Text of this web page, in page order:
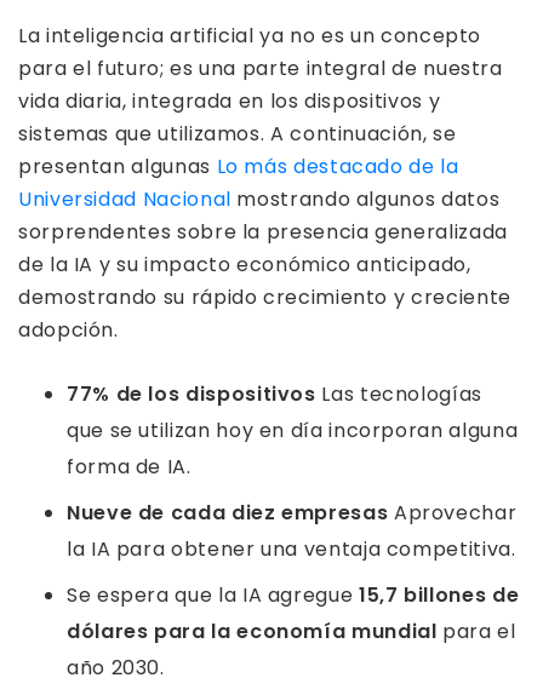
La inteligencia artificial ya no es un concepto
para el futuro; es una parte integral de nuestra
vida diaria, integrada en los dispositivos y
sistemas que utilizamos. A continuación, se
presentan algunas Lo más destacado de la
Universidad Nacional mostrando algunos datos
sorprendentes sobre la presencia generalizada
de la IA y su impacto económico anticipado,
demostrando su rápido crecimiento y creciente
adopción.
77% de los dispositivos Las tecnologías
que se utilizan hoy en día incorporan alguna
forma de IA.
Nueve de cada diez empresas Aprovechar
la IA para obtener una ventaja competitiva.
Se espera que la IA agregue 15,7 billones de
dólares para la economía mundial para el
año 2030.